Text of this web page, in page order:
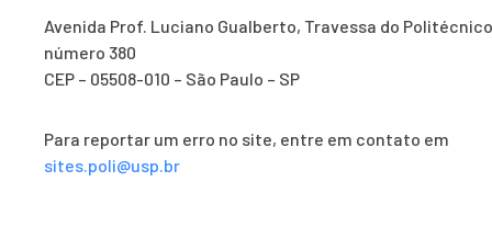
Avenida Prof. Luciano Gualberto, Travessa do
número 380
CEP – 05508-010 – São Paulo – SP
Para reportar um erro no site, entre em contato em
sites.poli@usp.br